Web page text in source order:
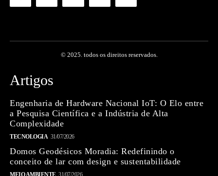
© 2025. todos os direitos reservados.
Artigos
Engenharia de Hardware Nacional IoT: O Elo entre
a Pesquisa Científica e a Indústria de Alta
Complexidade
TECNOLOGIA 31/07/2026
Domos Geodésicos Moradia: Redefinindo o
conceito de lar com design e sustentabilidade
MEIO AMBIENTE 31/07/2026